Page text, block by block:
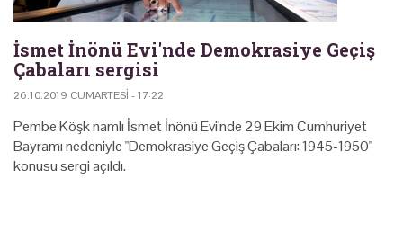
İsmet İnönü Evi'nde Demokrasiye Geçiş
Çabaları sergisi
26.10.2019 CUMARTESI - 17:22
Pembe Köşk namlı İsmet İnönü Evi'nde 29 Ekim Cumhuriyet
Bayramı nedeniyle "Demokrasiye Geçiş Çabaları: 1945-1950"
konusu sergi açıldı.